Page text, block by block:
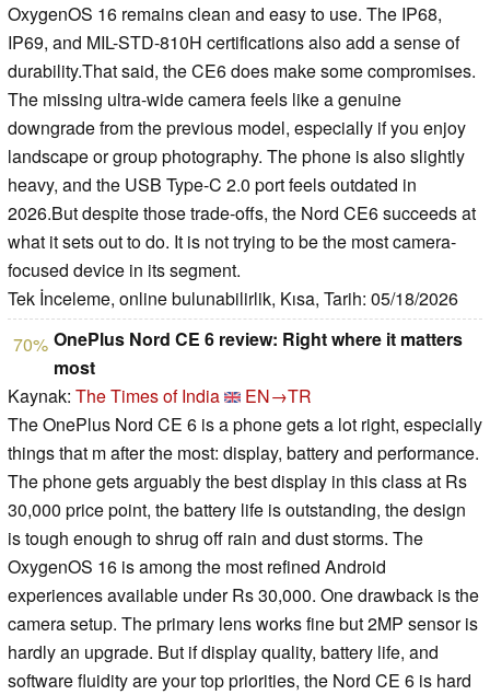
OxygenOS 16 remains clean and easy to use. The IP68,
IP69, and MIL-STD-810H certifications also add a sense of
durability.That said, the CE6 does make some compromises.
The missing ultra-wide camera feels like a genuine
downgrade from the previous model, especially if you enjoy
landscape or group photography. The phone is also slightly
heavy, and the USB Type-C 2.0 port feels outdated in
2026.But despite those trade-offs, the Nord CE6 succeeds at
what it sets out to do. It is not trying to be the most camera-
focused device in its segment.
Tek İnceleme, online bulunabilirlik, Kısa, Tarih: 05/18/2026
70% OnePlus Nord CE 6 review: Right where it matters
most
Kaynak: The Times of India
EN→TR
The OnePlus Nord CE 6 is a phone gets a lot right, especially
things that m after the most: display, battery and performance.
The phone gets arguably the best display in this class at Rs
30,000 price point, the battery life is outstanding, the design
is tough enough to shrug off rain and dust storms. The
OxygenOS 16 is among the most refined Android
experiences available under Rs 30,000. One drawback is the
camera setup. The primary lens works fine but 2MP sensor is
hardly an upgrade. But if display quality, battery life, and
software fluidity are your top priorities, the Nord CE 6 is hard